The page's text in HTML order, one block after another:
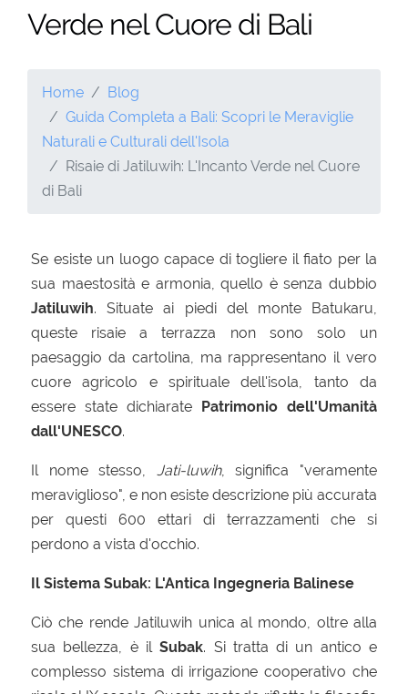
Verde nel Cuore di Bali
Home
Blog
Guida Completa a Bali: Scopri le Meraviglie
Naturali e Culturali dell'Isola
Risaie di Jatiluwih: L'Incanto Verde nel Cuore
di Bali
Se esiste un luogo capace di togliere il fiato per la
sua maestosità e armonia, quello è senza dubbio
Jatiluwih. Situate ai piedi del monte Batukaru,
queste risaie a terrazza non sono solo un
paesaggio da cartolina, ma rappresentano il vero
cuore agricolo e spirituale dell'isola, tanto da
essere state dichiarate Patrimonio dell'Umanità
dall'UNESCO.
Il nome stesso, Jati-luwih, significa "veramente
meraviglioso", e non esiste descrizione più accurata
per questi 600 ettari di terrazzamenti che si
perdono a vista d'occhio.
Il Sistema Subak: L'Antica Ingegneria Balinese
Ciò che rende Jatiluwih unica al mondo, oltre alla
sua bellezza, è ilSubak. Si tratta di un antico e
complesso sistema di irrigazione cooperativo che